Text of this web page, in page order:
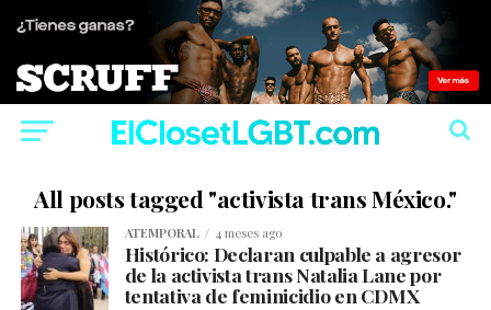
All posts tagged "activista trans México."
ATEMPORAL 4 meses ago
Histórico: Declaran culpable a agresor
de la activista trans Natalia Lane por
tentativa de feminicidio en CDMX